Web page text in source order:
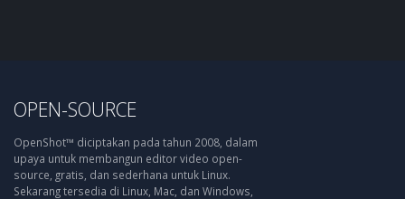
OPEN-SOURCE
OpenShot™ diciptakan pada tahun 2008, dalam
upaya untuk membangun editor video open-
source, gratis, dan sederhana untuk Linux.
Sekarang tersedia di Linux, Mac, dan Windows,